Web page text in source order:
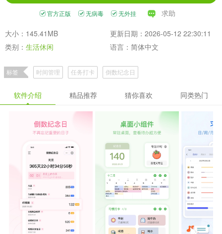
官方正版 无病毒 无外挂 求助
大小：145.41MB
更新日期：2026-05-12 22:30:11
类别： 生活休闲 语言：简体中文
标签 时间管理 任务打卡 倒数纪念日
软件介绍 精品推荐 猜你喜欢 同类热门